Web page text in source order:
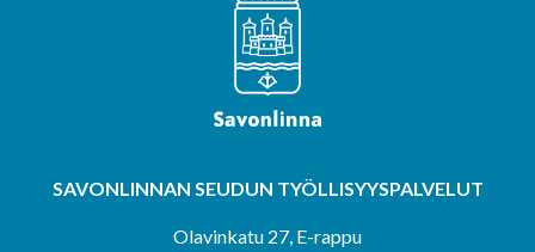
SAVONLINNAN SEUDUN TYÖLLISYYSPALVELUT
Olavinkatu 27, E-rappu